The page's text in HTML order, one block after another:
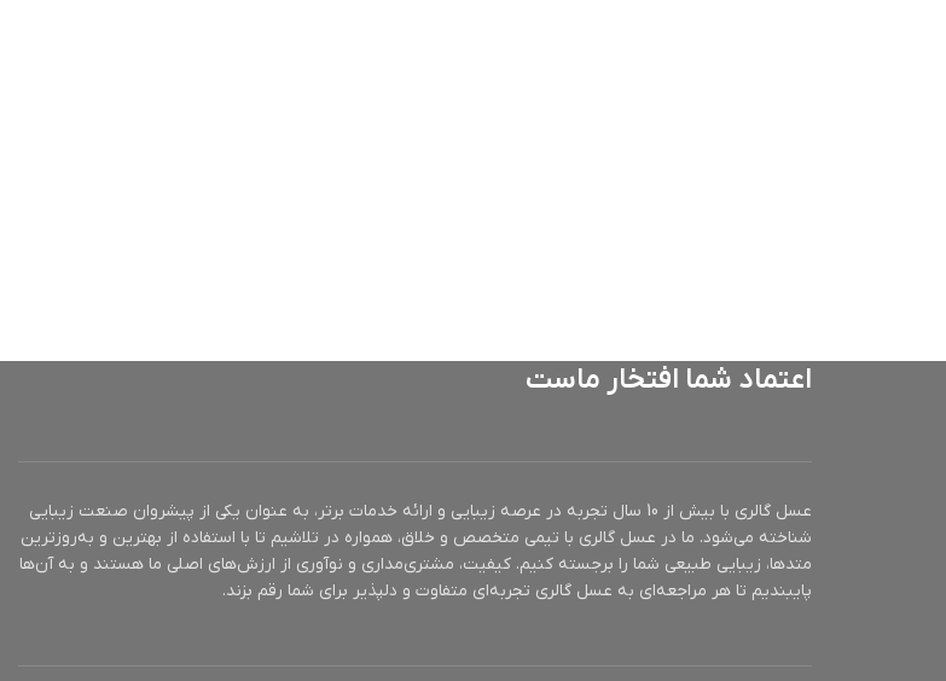
اعتماد شما افتخار ماست
عسل گالری با بیش از 10 سال تجربه در عرصه زیبایی و ارائه خدمات برتر، به عنوان یکی از پیشروان صنعت زیبایی
شناخته می‌شود. ما در عسل گالری با تیمی متخصص و خلاق، همواره در تلاشیم تا با استفاده از بهترین و به‌روزترین
متدها، زیبایی طبیعی شما را برجسته کنیم. کیفیت، مشتری‌مداری و نوآوری از ارزش‌های اصلی ما هستند و به آن‌ها
پایبندیم تا هر مراجعه‌ای به عسل گالری تجربه‌ای متفاوت و دلپذیر برای شما رقم بزند.